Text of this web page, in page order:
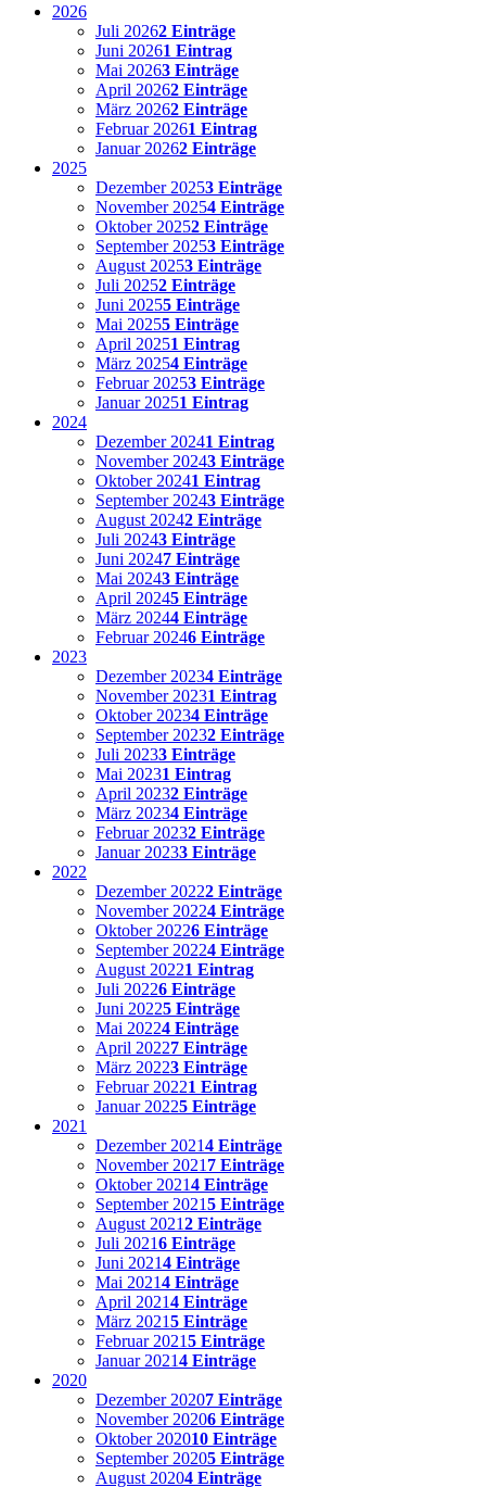
2026
Juli 20262 Einträge
Juni 20261 Eintrag
Mai 20263 Einträge
April 20262 Einträge
März 20262 Einträge
Februar 20261 Eintrag
Januar 20262 Einträge
2025
Dezember 20253 Einträge
November 20254 Einträge
Oktober 20252 Einträge
September 20253 Einträge
August 20253 Einträge
Juli 20252 Einträge
Juni 20255 Einträge
Mai 20255 Einträge
April 20251 Eintrag
März 20254 Einträge
Februar 20253 Einträge
Januar 20251 Eintrag
2024
Dezember 20241 Eintrag
November 20243 Einträge
Oktober 20241 Eintrag
September 20243 Einträge
August 20242 Einträge
Juli 20243 Einträge
Juni 20247 Einträge
Mai 20243 Einträge
April 20245 Einträge
März 20244 Einträge
Februar 20246 Einträge
2023
Dezember 20234 Einträge
November 20231 Eintrag
Oktober 20234 Einträge
September 20232 Einträge
Juli 20233 Einträge
Mai 20231 Eintrag
April 20232 Einträge
März 20234 Einträge
Februar 20232 Einträge
Januar 20233 Einträge
2022
Dezember 20222 Einträge
November 20224 Einträge
Oktober 20226 Einträge
September 20224 Einträge
August 20221 Eintrag
Juli 20226 Einträge
Juni 20225 Einträge
Mai 20224 Einträge
April 20227 Einträge
März 20223 Einträge
Februar 20221 Eintrag
Januar 20225 Einträge
2021
Dezember 20214 Einträge
November 2021 7 Einträge
Oktober 20214 Einträge
September 20215 Einträge
August 20212 Einträge
Juli 20216 Einträge
Juni 20214 Einträge
Mai 20214 Einträge
April 20214 Einträge
März 20215 Einträge
Februar 20215 Einträge
Januar 20214 Einträge
2020
Dezember 20207 Einträge
November 20206 Einträge
Oktober 202010 Einträge
September 20205 Einträge
August 20204 Einträge